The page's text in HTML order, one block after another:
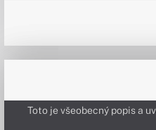
Toto je všeobecný popis a